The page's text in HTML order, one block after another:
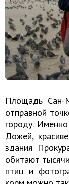
Площадь Сан-
отправной
городу.
Дожей,
здания
обитают
птиц и